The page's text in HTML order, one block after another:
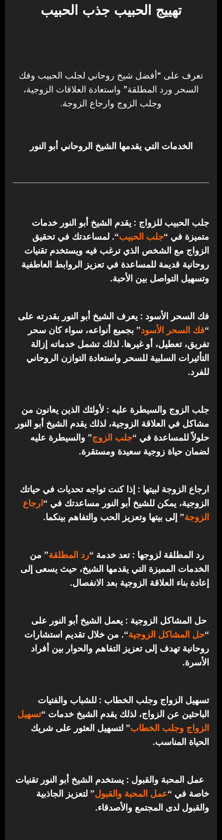
تهييج الحبيب جذب الحبيب
تعرف على “أفضل شيخ روحاني لجلب الحبيب وفك
السحر ورد المطلقة” واستعادة العلاقات الزوجية،
وجلب الزوج وارجاع الزوجة.
الخدمات التي يقدمها الشيخ الروحاني أبو النور
جلب الحبيب للزواج : يقدم الشيخ أبو النور خدمات
متميزة في “جلب الحبيب“. لمساعدتك في تحقيق
الزواج مع الشخص الذي ترغب فيه ويستخدم تقنيات
روحانية قديمة للمساعدة في تعزيز الروابط العاطفية
وتسهيل التواصل بين الأحبة.
فك السحر الأسود : يعرف الشيخ أبو النور بقدرته على
“فك السحر الأسود” بجميع أنواعه، سواء كان سحر
تفريق، تعطيل، أو غيرها. لذلك تشمل خدماته إزالة
التأثيرات السلبية للسحر واستعادة التوازن الروحاني
للفرد.
جلب الزوج والسيطرة عليه : لأولئك الذين يعانون من
مشاكل في العلاقة الزوجية، لذلك يقدم الشيخ أبو النور
حلولاً للمساعدة في “جلب الزوج” والسيطرة عليه
لضمان حياة زوجية سعيدة ومستقرة.
ارجاع الزوجة لبيتها : إذا كنت تواجه تحديات في حياتك
الزوجية، يمكن للشيخ أبو النور مساعدتك في “ارجاع
الزوجة” إلى بيتها وتعزيز الحب والتفاهم بينكما.
رد المطلقة لزوجها : تعد خدمة “رد المطلقة” من
الخدمات المميزة التي يقدمها الشيخ، حيث يسعى إلى
إعادة بناء العلاقة الزوجية بعد الانفصال.
حل المشاكل الزوجية : يعمل الشيخ أبو النور على
“حل المشاكل الزوجية“. من خلال تقديم استشارات
روحانية تهدف إلى تعزيز التفاهم والحوار بين أفراد
الأسرة.
تسهيل الزواج وجلب الخطاب : للشباب والفتيات
الباحثين عن الزواج، لذلك يقدم الشيخ خدمات “تسهيل
الزواج وجلب الخطاب” لتسهيل العثور على شريك
الحياة المناسب.
عمل المحبة والقبول : يستخدم الشيخ أبو النور تقنيات
خاصة في “عمل المحبة والقبول” لتعزيز الجاذبية
والقبول لدى المجتمع والأصدقاء.